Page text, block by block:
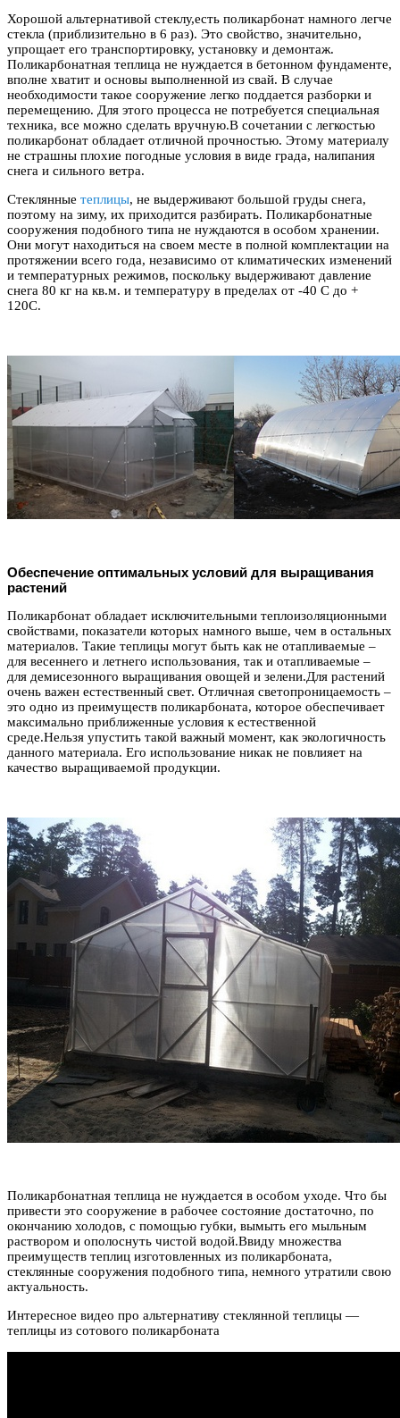
Хорошой альтернативой стеклу,есть поликарбонат намного легче
стекла (приблизительно в 6 раз). Это свойство, значительно,
упрощает его транспортировку, установку и демонтаж.
Поликарбонатная теплица не нуждается в бетонном фундаменте,
вполне хватит и основы выполненной из свай. В случае
необходимости такое сооружение легко поддается разборки и
перемещению. Для этого процесса не потребуется специальная
техника, все можно сделать вручную.В сочетании с легкостью
поликарбонат обладает отличной прочностью. Этому материалу
не страшны плохие погодные условия в виде града, налипания
снега и сильного ветра.
Стеклянные теплицы, не выдерживают большой груды снега,
поэтому на зиму, их приходится разбирать. Поликарбонатные
сооружения подобного типа не нуждаются в особом хранении.
Они могут находиться на своем месте в полной комплектации на
протяжении всего года, независимо от климатических изменений
и температурных режимов, поскольку выдерживают давление
снега 80 кг на кв.м. и температуру в пределах от -40 С до +
120С.
Обеспечение оптимальных условий для выращивания
растений
Поликарбонат обладает исключительными теплоизоляционными
свойствами, показатели которых намного выше, чем в остальных
материалов. Такие теплицы могут быть как не отапливаемые –
для весеннего и летнего использования, так и отапливаемые –
для демисезонного выращивания овощей и зелени.Для растений
очень важен естественный свет. Отличная светопроницаемость –
это одно из преимуществ поликарбоната, которое обеспечивает
максимально приближенные условия к естественной
среде.Нельзя упустить такой важный момент, как экологичность
данного материала. Его использование никак не повлияет на
качество выращиваемой продукции.
Поликарбонатная теплица не нуждается в особом уходе. Что бы
привести это сооружение в рабочее состояние достаточно, по
окончанию холодов, с помощью губки, вымыть его мыльным
раствором и ополоснуть чистой водой.Ввиду множества
преимуществ теплиц изготовленных из поликарбоната,
стеклянные сооружения подобного типа, немного утратили свою
актуальность.
Интересное видео про альтернативу стеклянной теплицы —
теплицы из сотового поликарбоната